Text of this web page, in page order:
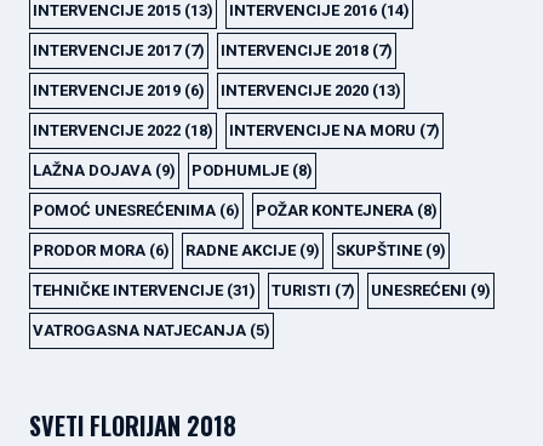
INTERVENCIJE 2015 (13) INTERVENCIJE 2016 (14)
INTERVENCIJE 2017(7) INTERVENCIJE 2018 (7)
INTERVENCIJE 2019 (6) INTERVENCIJE 2020 (13)
INTERVENCIJE 2022 (18) INTERVENCIJE NA MORU (7)
LAŽNA DOJAVA (9) PODHUMLJE(8)
POMOĆ UNESREĆENIMA (6) POŽAR KONTEJNERA (8)
PRODOR MORA (6) RADNE AKCIJE(9) SKUPŠTINE(9)
TEHNIČKE INTERVENCIJE(31) TURISTI (7) UNESREĆENI (9)
VATROGASNA NATJECANJA (5)
SVETI FLORIJAN 2018